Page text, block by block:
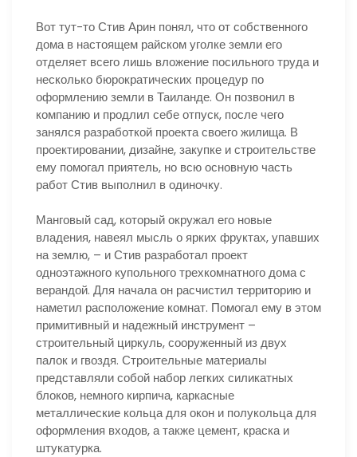
Вот тут-то Стив Арин понял, что от собственного
дома в настоящем райском уголке земли его
отделяет всего лишь вложение посильного труда и
несколько бюрократических процедур по
оформлению земли в Таиланде. Он позвонил в
компанию и продлил себе отпуск, после чего
занялся разработкой проекта своего жилища. В
проектировании, дизайне, закупке и строительстве
ему помогал приятель, но всю основную часть
работ Стив выполнил в одиночку.
Манговый сад, который окружал его новые
владения, навеял мысль о ярких фруктах, упавших
на землю, – и Стив разработал проект
одноэтажного купольного трехкомнатного дома с
верандой. Для начала он расчистил территорию и
наметил расположение комнат. Помогал ему в этом
примитивный и надежный инструмент –
строительный циркуль, сооруженный из двух
палок и гвоздя. Строительные материалы
представляли собой набор легких силикатных
блоков, немного кирпича, каркасные
металлические кольца для окон и полукольца для
оформления входов, а также цемент, краска и
штукатурка.